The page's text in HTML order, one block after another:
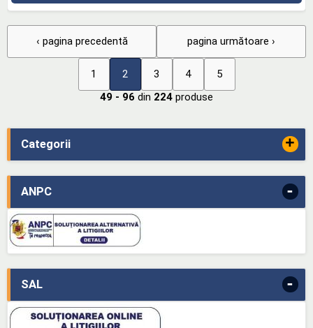
Categorii +
ANPC -
SAL -
‹ pagina precedentă
1 2 3 4 5
pagina următoare ›
49 - 96 din 224 produse